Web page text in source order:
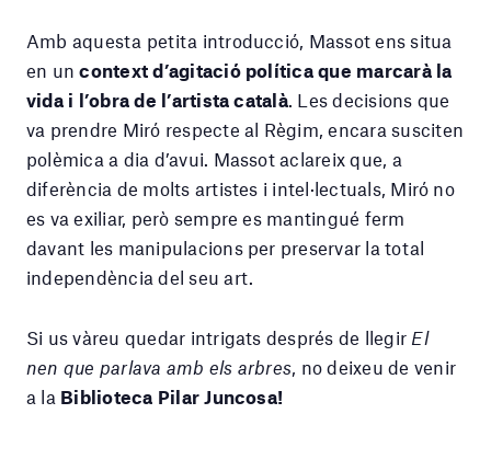
Amb aquesta petita introducció, Massot ens situa
en uncontext d’agitació política que marcarà la
vida i l’obra de l’artista català. Les decisions que
va prendre Miró respecte al Règim, encara susciten
polèmica a dia d’avui. Massot aclareix que, a
diferència de molts artistes i intel·lectuals, Miró no
es va exiliar, però sempre es mantingué ferm
davant les manipulacions per preservar la total
independència del seu art.
Si us vàreu quedar intrigats després de llegir El
nen que parlava amb els arbres, no deixeu de venir
a la Biblioteca Pilar Juncosa!